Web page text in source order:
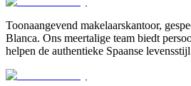
Toonaangevend makelaarskantoor,
Blanca. Ons meertalige team biedt
helpen de authentieke Spaanse